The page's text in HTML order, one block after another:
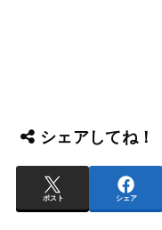
シェアしてね！
ポスト シェア